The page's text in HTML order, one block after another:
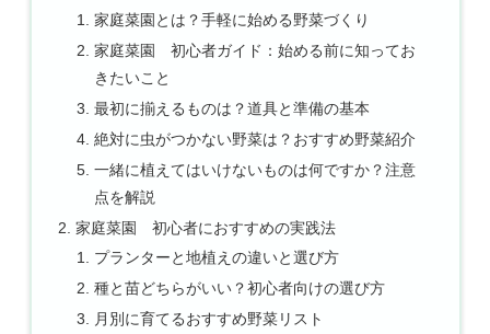
家庭菜園とは？手軽に始める野菜づくり
家庭菜園 初心者ガイド：始める前に知ってお
きたいこと
最初に揃えるものは？道具と準備の基本
絶対に虫がつかない野菜は？おすすめ野菜紹介
一緒に植えてはいけないものは何ですか？注意
点を解説
家庭菜園 初心者におすすめの実践法
プランターと地植えの違いと選び方
種と苗どちらがいい？初心者向けの選び方
月別に育てるおすすめ野菜リスト